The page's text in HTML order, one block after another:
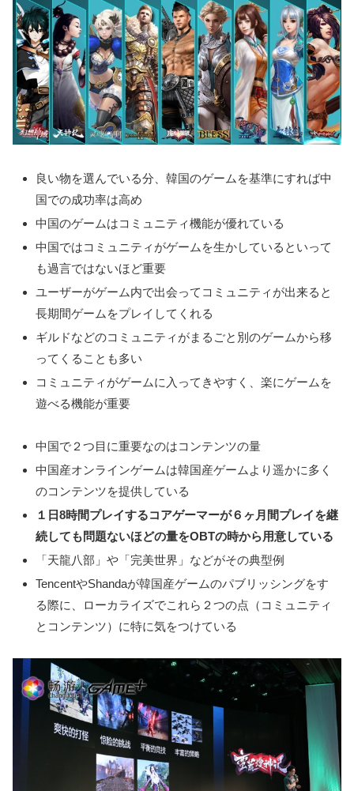
良い物を選んでいる分、韓国のゲームを基準にすれば中
国での成功率は高め
中国のゲームはコミュニティ機能が優れている
中国ではコミュニティがゲームを生かしているといって
も過言ではないほど重要
ユーザーがゲーム内で出会ってコミュニティが出来ると
長期間ゲームをプレイしてくれる
ギルドなどのコミュニティがまるごと別のゲームから移
ってくることも多い
コミュニティがゲームに入ってきやすく、楽にゲームを
遊べる機能が重要
中国で２つ目に重要なのはコンテンツの量
中国産オンラインゲームは韓国産ゲームより遥かに多く
のコンテンツを提供している
１日8時間プレイするコアゲーマーが６ヶ月間プレイを継
続しても問題ないほどの量をOBTの時から用意している
「天龍八部」や「完美世界」などがその典型例
TencentやShandaが韓国産ゲームのパブリッシングをす
る際に、ローカライズでこれら２つの点（コミュニティ
とコンテンツ）に特に気をつけている